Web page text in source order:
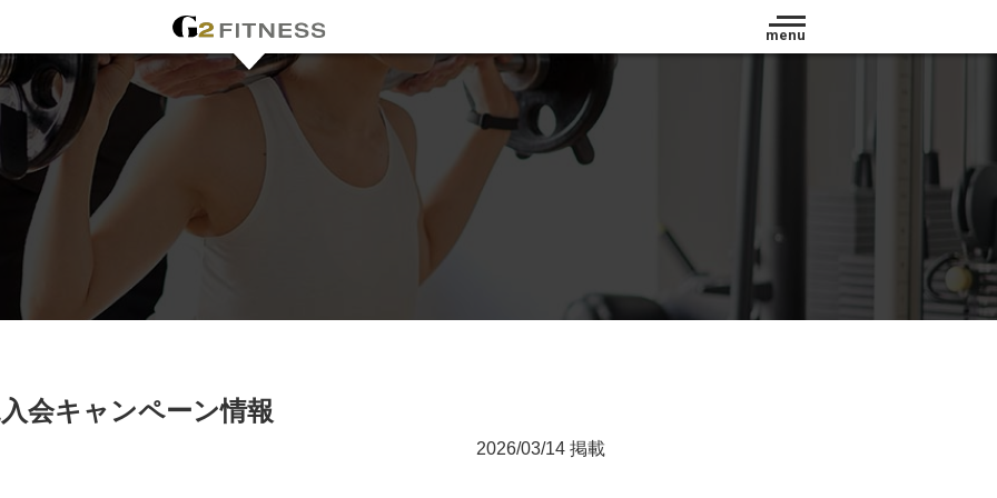
menu
会キャンペーン情報
2026/03/14 掲載